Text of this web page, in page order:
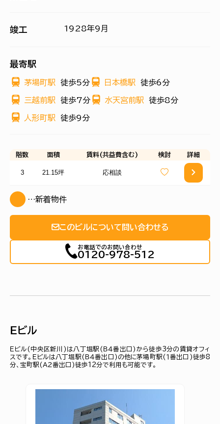
竣工 1928年9月
最寄駅
茅場町駅 徒歩5分 日本橋駅 徒歩6分
三越前駅 徒歩7分 水天宮前駅 徒歩8分
人形町駅 徒歩9分
階数 面積 賃料(共益費含む) 検討 詳細
3 21.15坪 応相談
…新着物件
このビルについて問い合わせる
お電話でのお問い合わせ
0120-978-512
Ｅビル
Ｅビル(中央区新川)は八丁堀駅(Ｂ４番出口)から徒歩3分の賃貸オフィ
スです。Ｅビルは八丁堀駅(Ｂ４番出口)の他に茅場町駅(１番出口)徒歩8
分、宝町駅(Ａ２番出口)徒歩12分で利用も可能です。